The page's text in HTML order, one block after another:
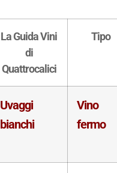
La Guida Vini
di
Quattrocalici
Tipo
Uvaggi
bianchi
Vino
fermo